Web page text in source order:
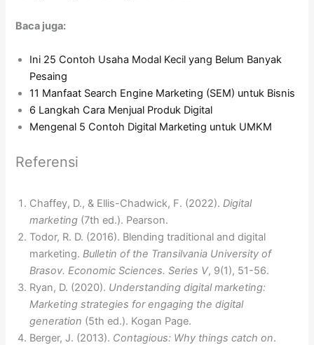
Baca juga:
Ini 25 Contoh Usaha Modal Kecil yang Belum Banyak
Pesaing
11 Manfaat Search Engine Marketing (SEM) untuk Bisnis
6 Langkah Cara Menjual Produk Digital
Mengenal 5 Contoh Digital Marketing untuk UMKM
Referensi
Chaffey, D., & Ellis-Chadwick, F. (2022). Digital
marketing (7th ed.). Pearson.
Todor, R. D. (2016). Blending traditional and digital
marketing. Bulletin of the Transilvania University of
Brasov. Economic Sciences. Series V, 9(1), 51-56.
Ryan, D. (2020). Understanding digital marketing:
Marketing strategies for engaging the digital
generation (5th ed.). Kogan Page.
Berger, J. (2013). Contagious: Why things catch on.